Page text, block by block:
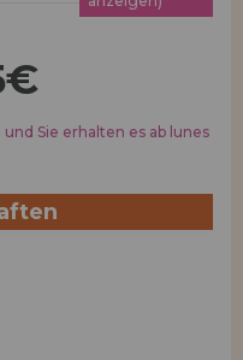
Sie erhalten es ab lunes